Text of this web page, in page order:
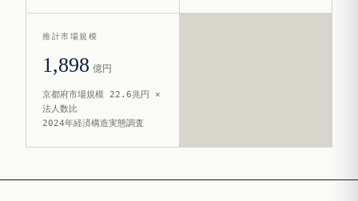
推計市場規模
1,898 億円
京都府市場規模 22.6兆円 ×
法人数比
2024年経済構造実態調査